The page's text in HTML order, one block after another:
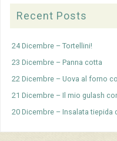
Recent Posts
24 Dicembre – Tortellini!
23 Dicembre – Panna cotta
22 Dicembre – Uova al forno
21 Dicembre – Il mio gulash
20 Dicembre – Insalata